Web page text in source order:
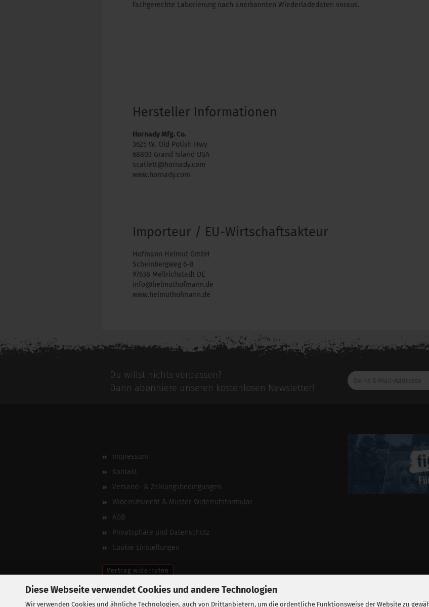
Diese Webseite verwendet Cookies und andere Technologien
Wir verwenden Cookies und ähnliche Technologien, auch von Drittanbietern, um die ordentliche Funktionsweise der Website zu
fachgerechte Laborierung nach anerkannten Wiederladedaten voraus.
Hersteller Informationen
Hornady Mfg. Co.
3625 W. Old Potish Hwy
68803 Grand Island USA
scatlett@hornady.com
www.hornady.com
Importeur / EU-Wirtschaftsakteur
Hofmann Helmut GmbH
Scheinbergweg 6-8
97638 Mellrichstadt DE
info@helmuthofmann.de
www.helmuthofmann.de
Du willst nichts verpassen?
Dann abonniere unseren kostenlosen Newsletter!
Deine
E-
Impressum
Kontakt
Versand- & Zahlungsbedingungen
Widerrufsrecht & Muster-Widerrufsformular
AGB
Privatsphäre und Datenschutz
Cookie Einstellungen
Vertrag widerrufen